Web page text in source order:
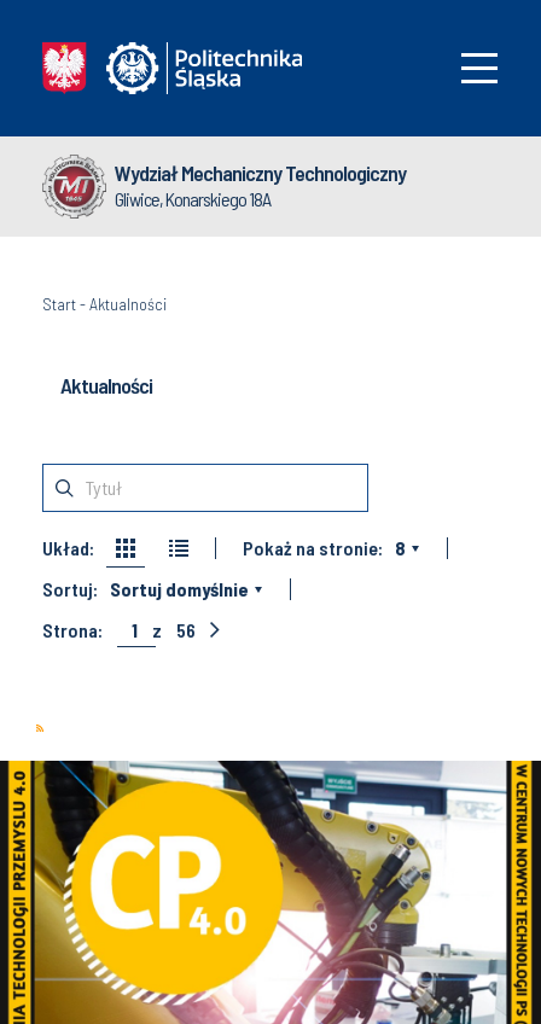
Wydział Mechaniczny Technologiczny
Gliwice, Konarskiego 18A
Start-Aktualności
Aktualności
Układ: Pokaż na stronie:
8
Sortuj:
Sortuj domyślnie
Strona:
1 z 56